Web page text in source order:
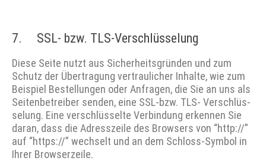
7. SSL- bzw. TLS-Verschlüsselung
Diese Seite nutzt aus Sicherheitsgründen und zum
Schutz der Übertragung vertraulicher Inhalte, wie zum
Beispiel Bestellungen oder Anfragen, die Sie an uns als
Seitenbetreiber senden, eine SSL-bzw. TLS- Verschlüs­
selung. Eine verschlüsselte Verbindung erkennen Sie
daran, dass die Adresszeile des Browsers von “http://”
auf “https://” wechselt und an dem Schloss-Symbol in
Ihrer Browserzeile.